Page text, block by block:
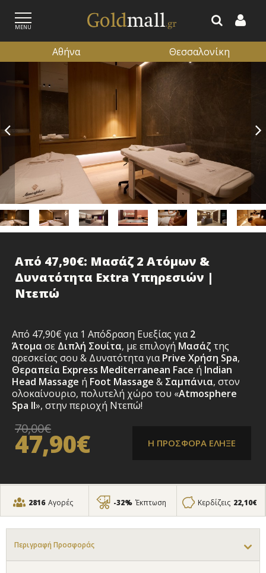
MENU
ΕΓΓΡΑΦΗ
Αθήνα Θεσσαλονίκη
Από 47,90€: Μασάζ 2 Ατόμων &
Δυνατότητα Extra Υπηρεσιών |
Ντεπώ
Από 47,90€ για 1 Απόδραση Ευεξίας για2
Άτομα σε Διπλή Σουίτα, με επιλογή Μασάζ της
αρεσκείας σου & Δυνατότητα γιαPrive Χρήση Spa,
Θεραπεία Express Mediterranean Face ή Indian
Head Massage ή Foot Massage & Σαμπάνια, στον
ολοκαίνουριο, πολυτελή χώρο του «Atmosphere
Spa ΙΙ», στην περιοχή Ντεπώ!
70,00€
47,90€ Η ΠΡΟΣΦΟΡΑ ΕΛΗΞΕ
2816 Αγορές -32% Έκπτωση Κερδίζεις 22,10€
Περιγραφή Προσφοράς